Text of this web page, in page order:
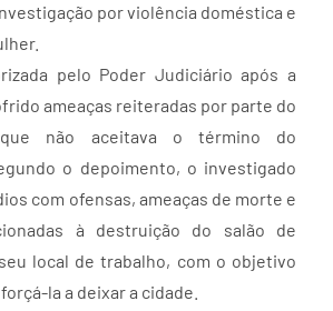
por violência doméstica e
pelo Poder Judiciário após a
ameaças reiteradas por parte do
que não aceitava o término do
o depoimento, o investigado
com ofensas, ameaças de morte e
à destruição do salão de
local de trabalho, com o objetivo
la a deixar a cidade.